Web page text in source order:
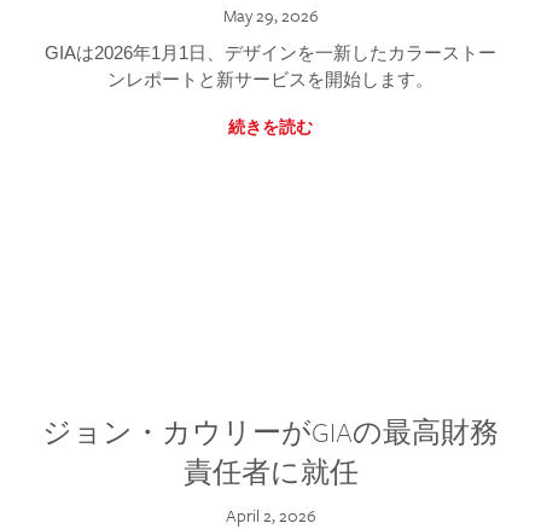
May 29, 2026
GIAは2026年1月1日、デザインを一新したカラーストー
ンレポートと新サービスを開始します。
続きを読む
ジョン・カウリーがGIAの最高財務
責任者に就任
April 2, 2026